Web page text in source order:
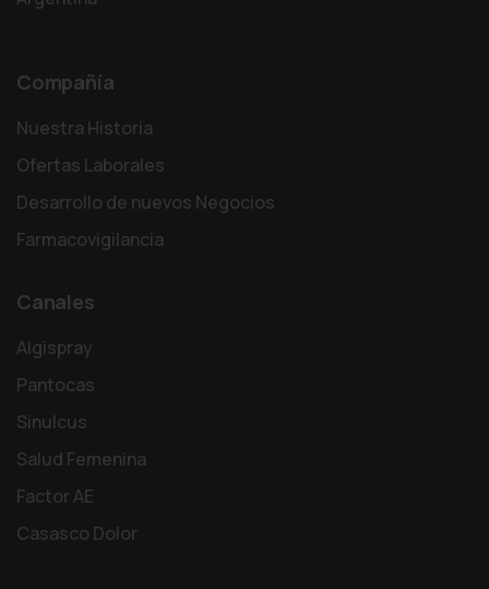
Compañía
Nuestra Historia
Ofertas Laborales
Desarrollo de nuevos Negocios
Farmacovigilancia
Canales
Algispray
Pantocas
Sinulcus
Salud Femenina
Factor AE
Casasco Dolor